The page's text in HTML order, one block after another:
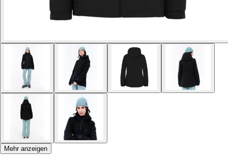
Mehr anzeigen